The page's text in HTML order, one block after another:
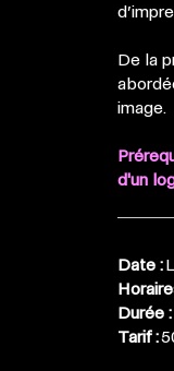
De la
image.
d'un
Date :
Durée :
Tarif :